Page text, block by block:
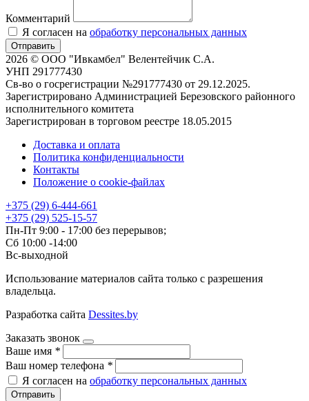
Комментарий
Я согласен на обработку персональных данных
Отправить
2026 © OOO "Ивкамбел" Велентейчик С.А.
УНП 291777430
Св-во о госрегистрации №291777430 от 29.12.2025.
Зарегистрировано Администрацией Березовского районного
исполнительного комитета
Зарегистрирован в торговом реестре 18.05.2015
Доставка и оплата
Политика конфиденциальности
Контакты
Положение о cookie-файлах
+375 (29) 6-444-661
+375 (29) 525-15-57
Пн-Пт 9:00 - 17:00 без перерывов;
Сб 10:00 -14:00
Вс-выходной
Использование материалов сайта только с разрешения
владельца.
Разработка сайта Dessites.by
Заказать звонок
Ваше имя *
Ваш номер телефона *
Я согласен на обработку персональных данных
Отправить